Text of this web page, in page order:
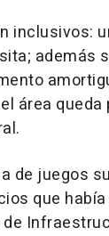
inclusivos:
además
área
de juegos
que